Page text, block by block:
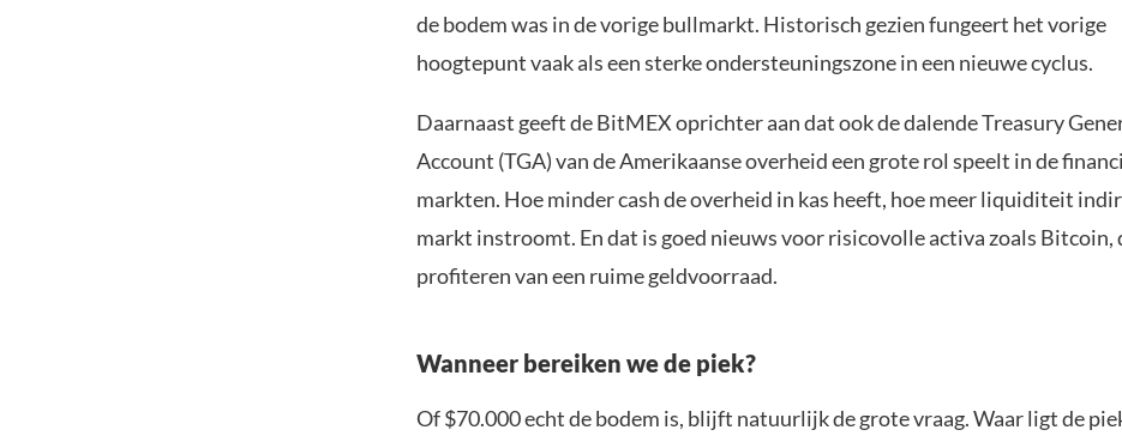
de bodem was in de vorige bullmarkt. Historisch gezien fungeert het vorige
hoogtepunt vaak als een sterke ondersteuningszone in een nieuwe cyclus.
Daarnaast geeft de BitMEX oprichter aan dat ook de dalende Treasury
Account (TGA) van de Amerikaanse overheid een grote rol speelt in de
markten. Hoe minder cash de overheid in kas heeft, hoe meer liquiditeit
markt instroomt. En dat is goed nieuws voor risicovolle activa zoals Bitcoin,
profiteren van een ruime geldvoorraad.
Wanneer bereiken we de piek?
Of $70.000 echt de bodem is, blijft natuurlijk de grote vraag. Waar ligt de